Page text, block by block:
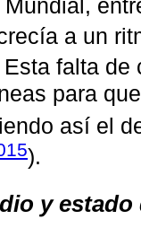
a un
Esta falta de
para
así el
).
y